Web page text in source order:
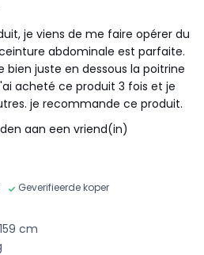
je viens de me faire opérer du
abdominale est parfaite.
bien juste en dessous la poitrine
acheté ce produit 3 fois et je
je recommande ce produit.
aan een vriend(in)
Geverifieerde koper
cm